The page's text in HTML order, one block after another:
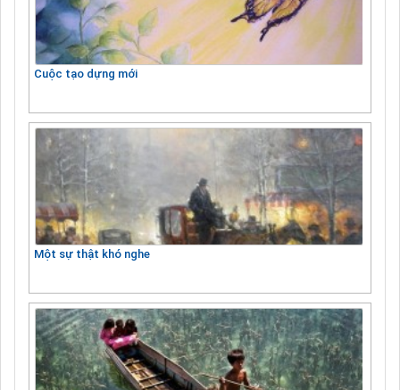
Cuộc tạo dựng mới
Một sự thật khó nghe